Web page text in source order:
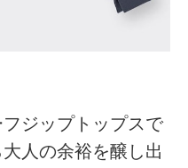
ジップトップスで
人の余裕を醸し出